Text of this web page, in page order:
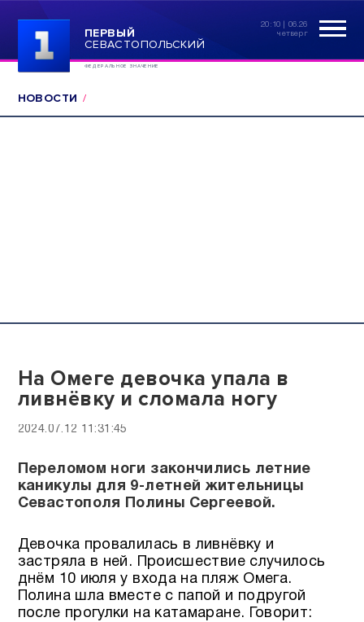
ПЕРВЫЙ
СЕВАСТОПОЛЬСКИЙ
ФЕДЕРАЛЬНОЕ ЗНАЧЕНИЕ
20:10 | 06.26
четверг
НОВОСТИ
На Омеге девочка упала в
ливнёвку и сломала ногу
2024.07.12 11:31:45
Переломом ноги закончились летние
каникулы для 9-летней жительницы
Севастополя Полины Сергеевой.
Девочка провалилась в ливнёвку и
застряла в ней. Происшествие случилось
днём 10 июля у входа на пляж Омега.
Полина шла вместе с папой и подругой
после прогулки на катамаране. Говорит: